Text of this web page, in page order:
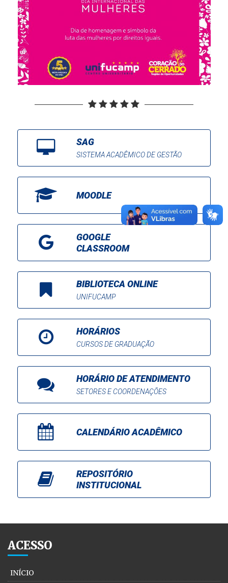
SAG
SISTEMA ACADÊMICO DE GESTÃO
MOODLE
GOOGLE
CLASSROOM
BIBLIOTECA ONLINE
UNIFUCAMP
HORÁRIOS
CURSOS DE GRADUAÇÃO
HORÁRIO DE ATENDIMENTO
SETORES E COORDENAÇÕES
CALENDÁRIO ACADÊMICO
REPOSITÓRIO
INSTITUCIONAL
ACESSO
INÍCIO